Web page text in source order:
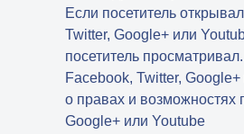
Если посетитель
Twitter, Google+ или
посетитель
Facebook, Twitter,
о правах и возможностях
Google+ или Youtube